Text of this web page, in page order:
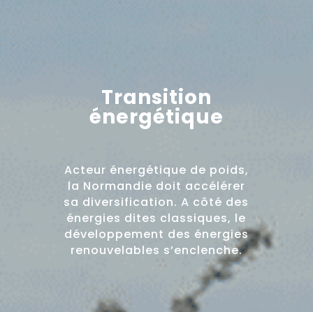
Transition
énergétique
Acteur énergétique de poids,
la Normandie doit accélérer
sa diversification. A côté des
énergies dites classiques, le
développement des énergies
renouvelables s’enclenche.